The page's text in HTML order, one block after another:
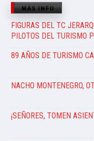
MÁS INFO
FIGURAS DEL TC
PILOTOS DEL TURISMO
89 AÑOS DE TURISMO
NACHO MONTENEGRO,
¡SEÑORES, TOMEN